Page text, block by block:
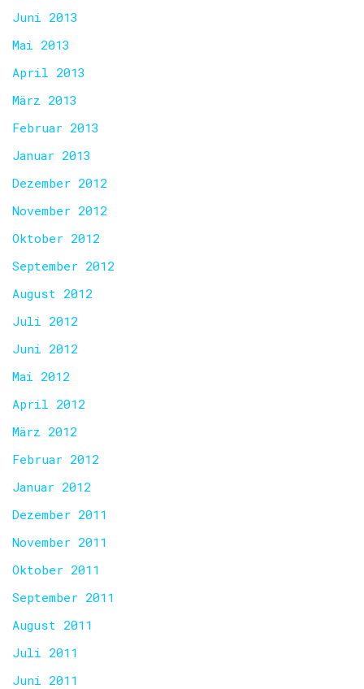
Juni 2013
Mai 2013
April 2013
März 2013
Februar 2013
Januar 2013
Dezember 2012
November 2012
Oktober 2012
September 2012
August 2012
Juli 2012
Juni 2012
Mai 2012
April 2012
März 2012
Februar 2012
Januar 2012
Dezember 2011
November 2011
Oktober 2011
September 2011
August 2011
Juli 2011
Juni 2011